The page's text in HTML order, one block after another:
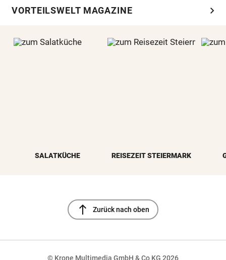
VORTEILSWELT MAGAZINE chevron_right
SALATKÜCHE REISEZEIT STEIERMARK
north Zurück nach oben
© Krone Multimedia GmbH & Co KG 2026